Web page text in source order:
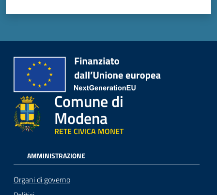
Comune di
Modena
RETE CIVICA MONET
AMMINISTRAZIONE
Organi di governo